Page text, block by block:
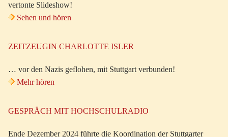
vertonte Slideshow!
Sehen und hören
ZEITZEUGIN CHARLOTTE ISLER
… vor den Nazis geflohen, mit Stuttgart verbunden!
Mehr hören
GESPRÄCH MIT HOCHSCHULRADIO
Ende Dezember 2024 führte die Koordination der Stuttgarter